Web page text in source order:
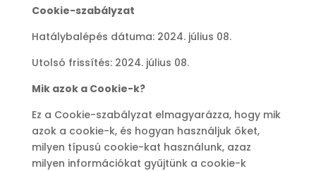
Cookie-szabályzat
Hatálybalépés dátuma: 2024. július 08.
Utolsó frissítés: 2024. július 08.
Mik azok a Cookie-k?
Ez a Cookie-szabályzat elmagyarázza, hogy mik
azok a cookie-k, és hogyan használjuk őket,
milyen típusú cookie-kat használunk, azaz
milyen információkat gyűjtünk a cookie-k